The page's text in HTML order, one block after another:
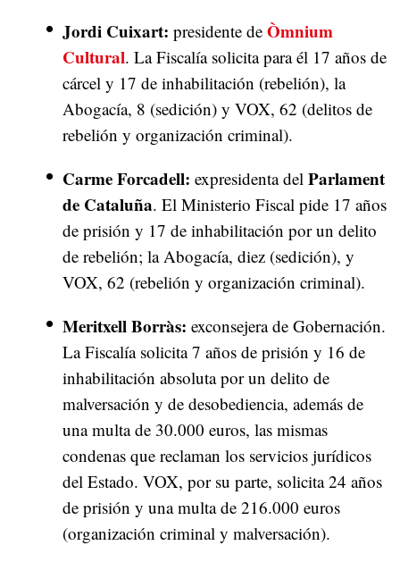
Jordi Cuixart: presidente de Òmnium
Cultural. La Fiscalía solicita para él 17 años de
cárcel y 17 de inhabilitación (rebelión), la
Abogacía, 8 (sedición) y VOX, 62 (delitos de
rebelión y organización criminal).
Carme Forcadell: expresidenta del Parlament
de Cataluña. El Ministerio Fiscal pide 17 años
de prisión y 17 de inhabilitación por un delito
de rebelión; la Abogacía, diez (sedición), y
VOX, 62 (rebelión y organización criminal).
Meritxell Borràs: exconsejera de Gobernación.
La Fiscalía solicita 7 años de prisión y 16 de
inhabilitación absoluta por un delito de
malversación y de desobediencia, además de
una multa de 30.000 euros, las mismas
condenas que reclaman los servicios jurídicos
del Estado. VOX, por su parte, solicita 24 años
de prisión y una multa de 216.000 euros
(organización criminal y malversación).